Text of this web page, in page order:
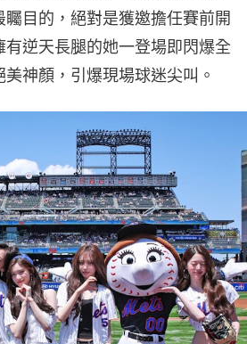
目的，絕對是獲邀擔任賽前開
逆天長腿的她一登場即閃爆全
神顏，引爆現場球迷尖叫。